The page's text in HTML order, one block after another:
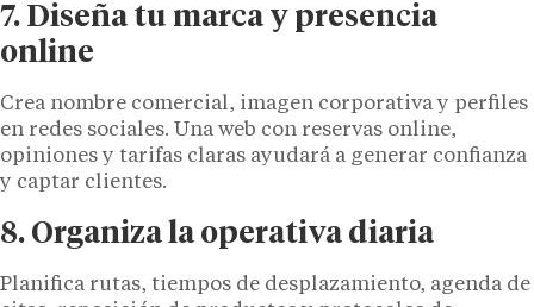
7. Diseña tu marca y presencia
online
Crea nombre comercial, imagen corporativa y perfiles
en redes sociales. Una web con reservas online,
opiniones y tarifas claras ayudará a generar confianza
y captar clientes.
8. Organiza la operativa diaria
Planifica rutas, tiempos de desplazamiento, agenda de